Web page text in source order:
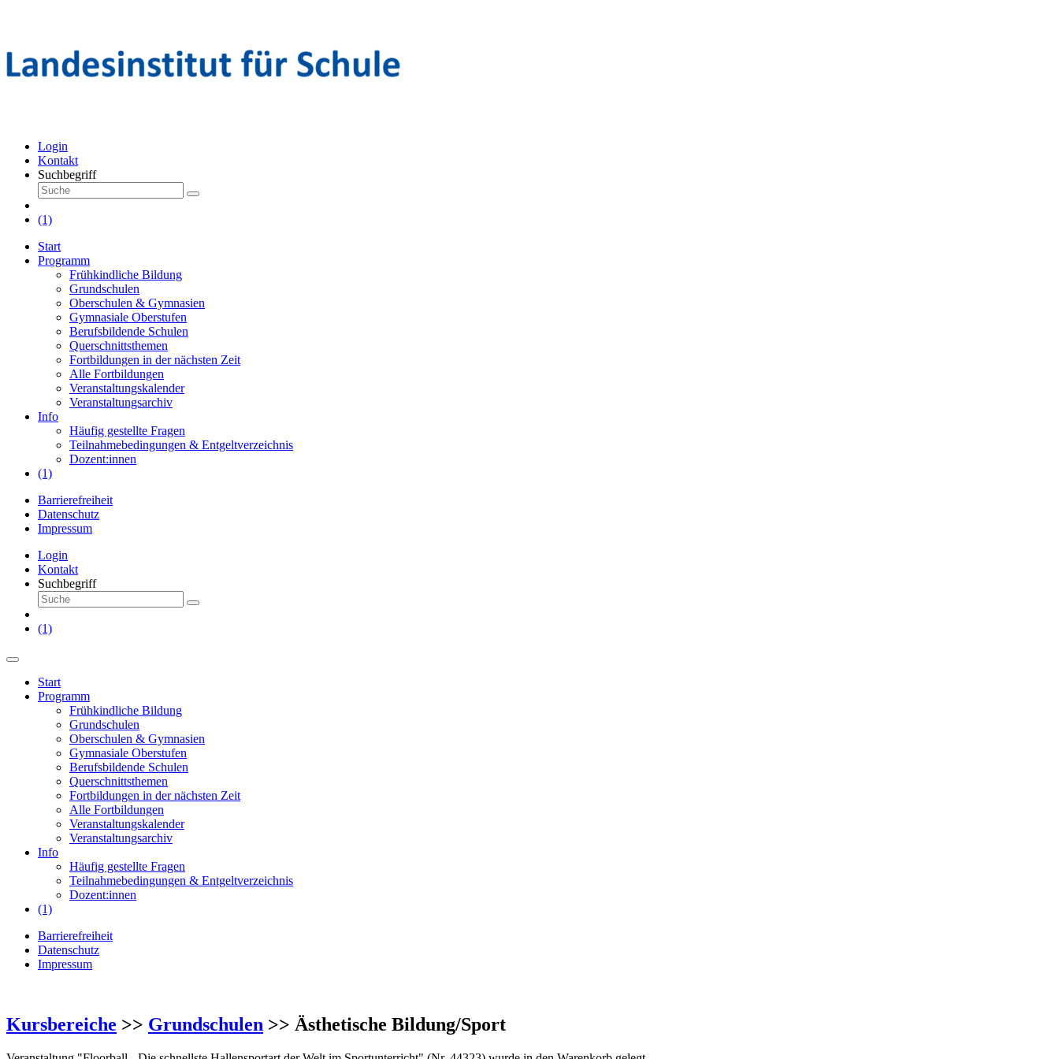
Login
Kontakt
Suchbegriff
(1)
Start
Programm
Frühkindliche Bildung
Grundschulen
Oberschulen & Gymnasien
Gymnasiale Oberstufen
Berufsbildende Schulen
Querschnittsthemen
Fortbildungen in der nächsten Zeit
Alle Fortbildungen
Veranstaltungskalender
Veranstaltungsarchiv
Info
Häufig gestellte Fragen
Teilnahmebedingungen & Entgeltverzeichnis
Dozent:innen
(1)
Barrierefreiheit
Datenschutz
Impressum
Login
Kontakt
Suchbegriff
(1)
Start
Programm
Frühkindliche Bildung
Grundschulen
Oberschulen & Gymnasien
Gymnasiale Oberstufen
Berufsbildende Schulen
Querschnittsthemen
Fortbildungen in der nächsten Zeit
Alle Fortbildungen
Veranstaltungskalender
Veranstaltungsarchiv
Info
Häufig gestellte Fragen
Teilnahmebedingungen & Entgeltverzeichnis
Dozent:innen
(1)
Barrierefreiheit
Datenschutz
Impressum
Kursbereiche >> Grundschulen >> Ästhetische Bildung/Sport